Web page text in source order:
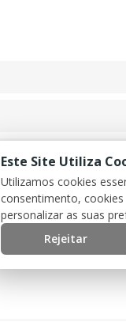
Este Site Utiliza
Utilizamos cookies
consentimento,
personalizar as suas
Rejeitar